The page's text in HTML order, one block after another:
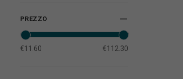
PREZZO
€11.60 €112.30